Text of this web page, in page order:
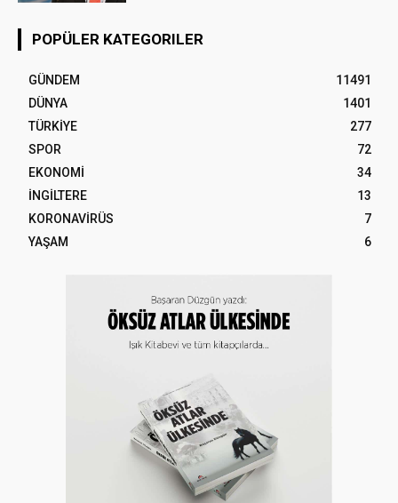
POPÜLER KATEGORILER
GÜNDEM
11491
DÜNYA
1401
TÜRKİYE
277
SPOR
72
EKONOMİ
34
İNGİLTERE
13
KORONAVİRÜS
7
YAŞAM
6